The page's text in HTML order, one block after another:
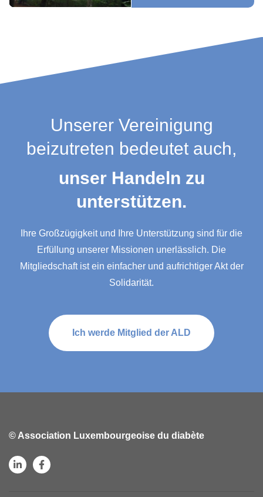
Unserer Vereinigung
beizutreten bedeutet auch,
unser Handeln zu
unterstützen.
Ihre Großzügigkeit und Ihre Unterstützung sind für die
Erfüllung unserer Missionen unerlässlich. Die
Mitgliedschaft ist ein einfacher und aufrichtiger Akt der
Solidarität.
Ich werde Mitglied der ALD
© Association Luxembourgeoise du diabète